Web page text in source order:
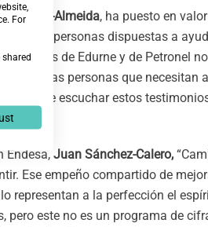
Almeida, ha puesto en
tantas personas dispuestas a
de Edurne y de Petronel
las personas que necesitan
de escuchar estos
Endesa, Juan Sánchez-Calero,
Ese empeño compartido de
representan a la perfección el
pero este no es un programa de
For